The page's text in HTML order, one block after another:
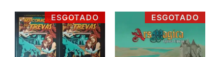
ESGOTADO ESGOTADO